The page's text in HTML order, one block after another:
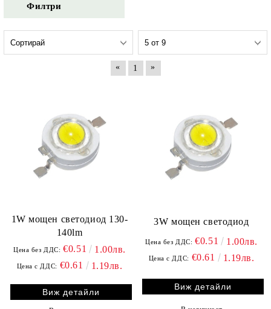
Филтри
« 1 »
1W мощен светодиод 130-
140lm
Цена без ДДС: €0.51 1.00лв.
Цена с ДДС: €0.61 1.19лв.
Виж детайли
3W мощен светодиод
Цена без ДДС: €0.51 1.00лв.
Цена с ДДС: €0.61 1.19лв.
Виж детайли